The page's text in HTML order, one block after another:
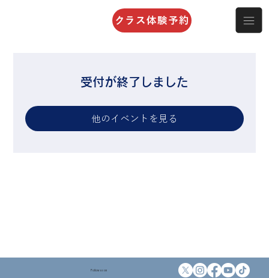
クラス体験予約
受付が終了しました
他のイベントを見る
Follow us on